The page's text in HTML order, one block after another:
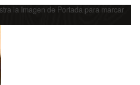
la Imagen de Portada para marcar